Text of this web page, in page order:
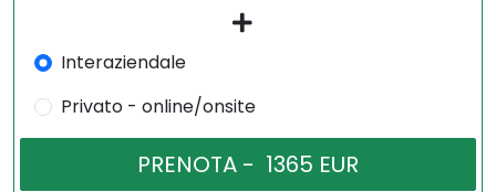
Interaziendale
Privato - online/onsite